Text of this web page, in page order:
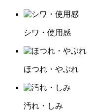
シワ・使用感
ほつれ・やぶれ
汚れ・しみ